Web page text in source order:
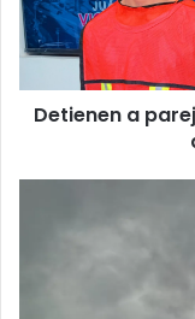
los
investigan
por
doble
homicidio
Detienen a